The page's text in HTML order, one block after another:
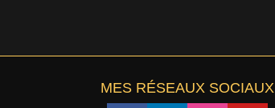
MES RÉSEAUX SOCIAUX